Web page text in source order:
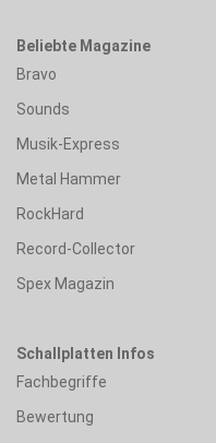
Beliebte Magazine
Bravo
Sounds
Musik-Express
Metal Hammer
RockHard
Record-Collector
Spex Magazin
Schallplatten Infos
Fachbegriffe
Bewertung